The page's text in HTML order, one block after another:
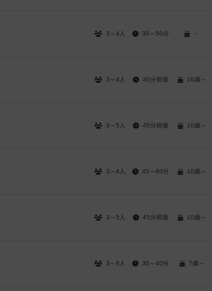
3～4人 30～50分 －
3～4人 30分前後 10歳～
3～5人 45分前後 10歳～
3～4人 45～60分 10歳～
3～5人 45分前後 10歳～
3～8人 30～40分 7歳～